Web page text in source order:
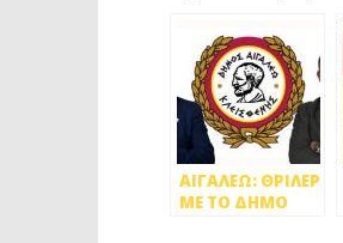
ΑΙΓΑΛΕΩ: ΘΡΙΛΕΡ
ΜΕ ΤΟ ΔΗΜΟ